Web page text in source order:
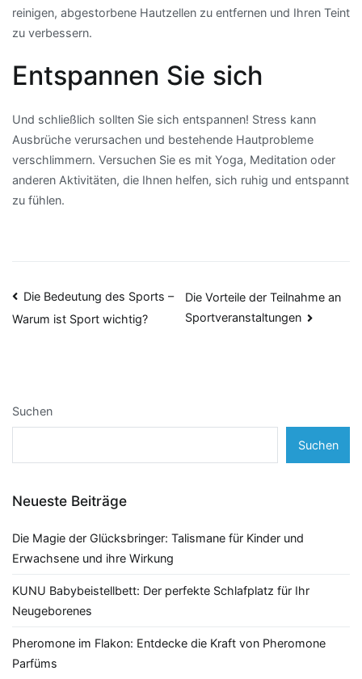
reinigen, abgestorbene Hautzellen zu entfernen und Ihren Teint
zu verbessern.
Entspannen Sie sich
Und schließlich sollten Sie sich entspannen! Stress kann
Ausbrüche verursachen und bestehende Hautprobleme
verschlimmern. Versuchen Sie es mit Yoga, Meditation oder
anderen Aktivitäten, die Ihnen helfen, sich ruhig und entspannt
zu fühlen.
Beitragsnavigation
Die Bedeutung des Sports –
Warum ist Sport wichtig?
Die Vorteile der Teilnahme an
Sportveranstaltungen
Suchen
Suchen
Neueste Beiträge
Die Magie der Glücksbringer: Talismane für Kinder und
Erwachsene und ihre Wirkung
KUNU Babybeistellbett: Der perfekte Schlafplatz für Ihr
Neugeborenes
Pheromone im Flakon: Entdecke die Kraft von Pheromone
Parfüms